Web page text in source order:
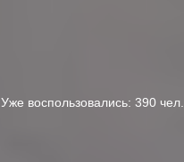
Уже воспользовались: 390 чел.